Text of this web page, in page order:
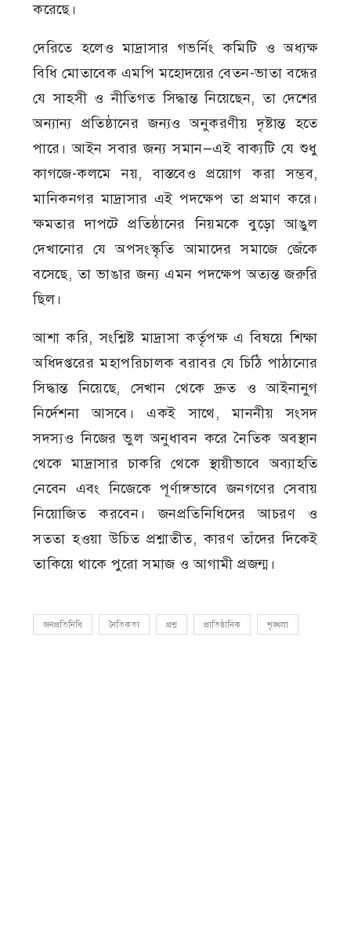
করেছে।
দেরিতে হলেও মাদ্রাসার গভর্নিং কমিটি ও অধ্যক্ষ
বিধি মোতাবেক এমপি মহোদয়ের বেতন-ভাতা বন্ধের
যে সাহসী ও নীতিগত সিদ্ধান্ত নিয়েছেন, তা দেশের
অন্যান্য প্রতিষ্ঠানের জন্যও অনুকরণীয় দৃষ্টান্ত হতে
পারে। আইন সবার জন্য সমান—এই বাক্যটি যে শুধু
কাগজে-কলমে নয়, বাস্তবেও প্রয়োগ করা সম্ভব,
মানিকনগর মাদ্রাসার এই পদক্ষেপ তা প্রমাণ করে।
ক্ষমতার দাপটে প্রতিষ্ঠানের নিয়মকে বুড়ো আঙুল
দেখানোর যে অপসংস্কৃতি আমাদের সমাজে জেঁকে
বসেছে, তা ভাঙার জন্য এমন পদক্ষেপ অত্যন্ত জরুরি
ছিল।
আশা করি, সংশ্লিষ্ট মাদ্রাসা কর্তৃপক্ষ এ বিষয়ে শিক্ষা
অধিদপ্তরের মহাপরিচালক বরাবর যে চিঠি পাঠানোর
সিদ্ধান্ত নিয়েছে, সেখান থেকে দ্রুত ও আইনানুগ
নির্দেশনা আসবে। একই সাথে, মাননীয় সংসদ
সদস্যও নিজের ভুল অনুধাবন করে নৈতিক অবস্থান
থেকে মাদ্রাসার চাকরি থেকে স্থায়ীভাবে অব্যাহতি
নেবেন এবং নিজেকে পূর্ণাঙ্গভাবে জনগণের সেবায়
নিয়োজিত করবেন। জনপ্রতিনিধিদের আচরণ ও
সততা হওয়া উচিত প্রশ্নাতীত, কারণ তাঁদের দিকেই
তাকিয়ে থাকে পুরো সমাজ ও আগামী প্রজন্ম।
জনপ্রতিনিধি নৈতিকতা প্রশ্ন প্রাতিষ্ঠানিক শৃঙ্খলা